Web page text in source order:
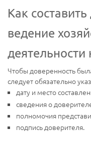
Как
ведение
Чтобы доверенность
следует обязательно
дату и место
сведения о
полномочия
подпись доверителя.